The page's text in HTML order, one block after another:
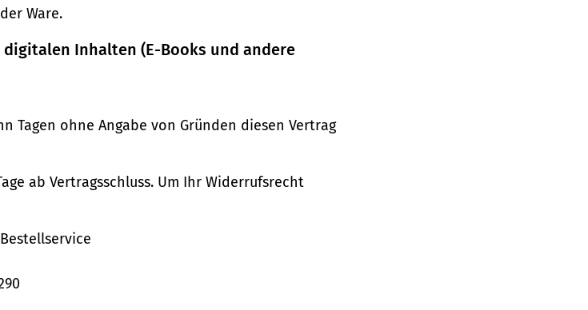
Ware.
Inhalten (E-Books und andere
Tagen ohne Angabe von Gründen diesen Vertrag
ab Vertragsschluss. Um Ihr Widerrufsrecht